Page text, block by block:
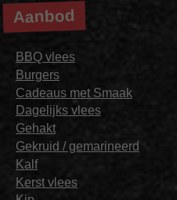
Aanbod
BBQ vlees
Burgers
Cadeaus met Smaak
Dagelijks vlees
Gehakt
Gekruid / gemarineerd
Kalf
Kerst vlees